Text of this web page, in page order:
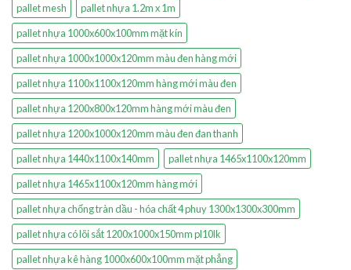
pallet mesh
pallet nhựa 1.2m x 1m
pallet nhựa 1000x600x100mm mặt kín
pallet nhựa 1000x1000x120mm màu đen hàng mới
pallet nhựa 1100x1100x120mm hàng mới màu đen
pallet nhựa 1200x800x120mm hàng mới màu đen
pallet nhựa 1200x1000x120mm màu đen đan thanh
pallet nhựa 1440x1100x140mm
pallet nhựa 1465x1100x120mm
pallet nhựa 1465x1100x120mm hàng mới
pallet nhựa chống tràn dầu - hóa chất 4 phuy 1300x1300x300mm
pallet nhựa có lõi sắt 1200x1000x150mm pl10lk
pallet nhựa kê hàng 1000x600x100mm mặt phẳng